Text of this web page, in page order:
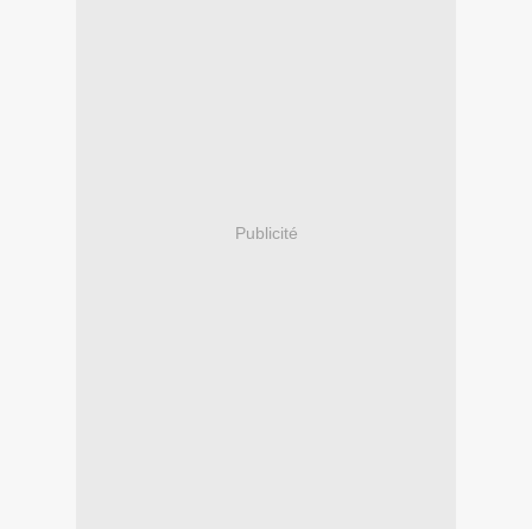
Publicité